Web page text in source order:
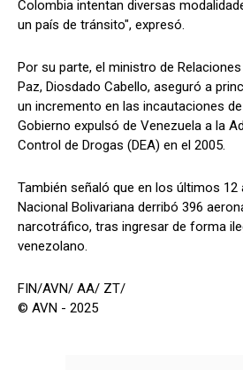
Colombia intentan diversas
un país de tránsito", expresó.
Por su parte, el ministro de
Paz, Diosdado Cabello, aseguró a
un incremento en las incautaciones
Gobierno expulsó de Venezuela a la
Control de Drogas (DEA) en el 2005.
También señaló que en los últimos
Nacional Bolivariana derribó 396
narcotráfico, tras ingresar de forma
venezolano.
FIN/AVN/ AA/ ZT/
© AVN - 2025